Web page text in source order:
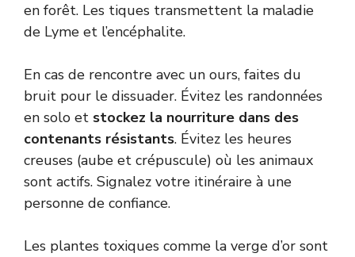
en forêt. Les tiques transmettent la maladie
de Lyme et l’encéphalite.
En cas de rencontre avec un ours, faites du
bruit pour le dissuader. Évitez les randonnées
en solo et stockez la nourriture dans des
contenants résistants. Évitez les heures
creuses (aube et crépuscule) où les animaux
sont actifs. Signalez votre itinéraire à une
personne de confiance.
Les plantes toxiques comme la verge d’or sont